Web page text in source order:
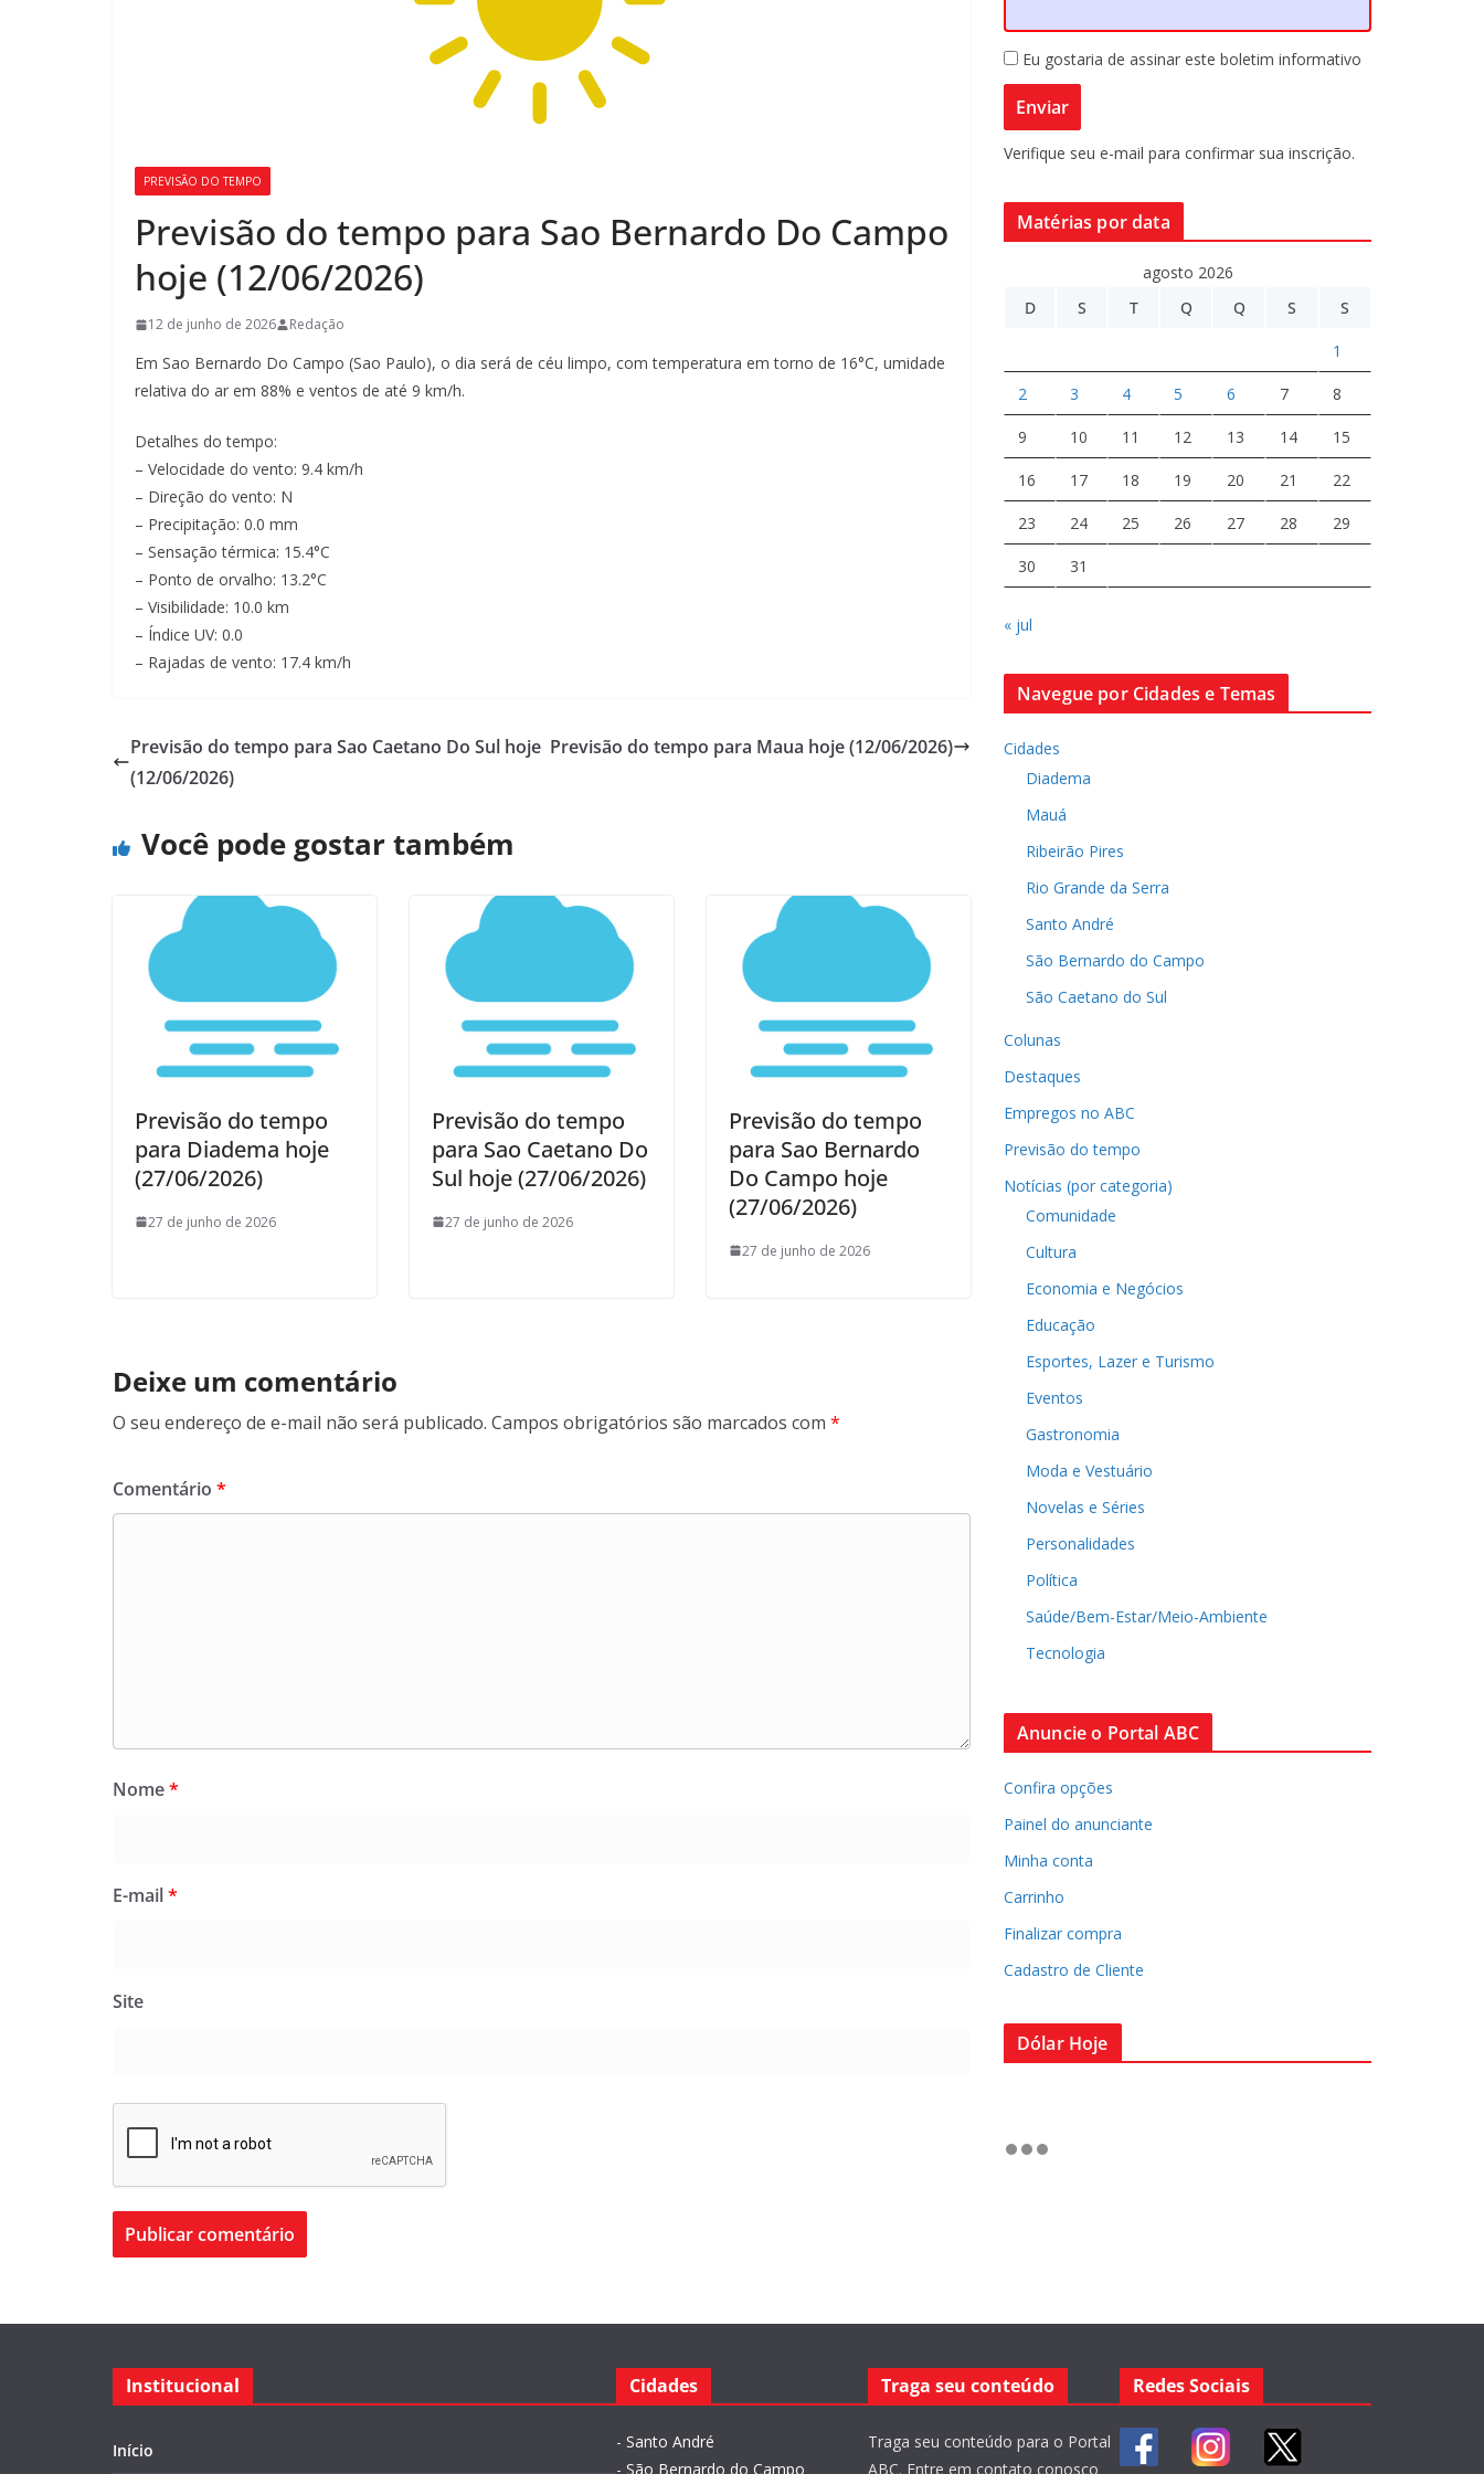
PREVISÃO DO TEMPO
Previsão do tempo para Sao Bernardo Do Campo
hoje (12/06/2026)
12 de junho de 2026 Redação
Em Sao Bernardo Do Campo (Sao Paulo), o dia será de céu limpo, com temperatura em torno de 16°C, umidade
relativa do ar em 88% e ventos de até 9 km/h.
Detalhes do tempo:
– Velocidade do vento: 9.4 km/h
– Direção do vento: N
– Precipitação: 0.0 mm
– Sensação térmica: 15.4°C
– Ponto de orvalho: 13.2°C
– Visibilidade: 10.0 km
– Índice UV: 0.0
– Rajadas de vento: 17.4 km/h
Previsão do tempo para Sao Caetano Do Sul hoje
(12/06/2026)
Previsão do tempo para Maua hoje (12/06/2026)
Você pode gostar também
Previsão do tempo
para Diadema hoje
(27/06/2026)
27 de junho de 2026
Previsão do tempo
para Sao Caetano Do
Sul hoje (27/06/2026)
27 de junho de 2026
Previsão do tempo
para Sao Bernardo
Do Campo hoje
(27/06/2026)
27 de junho de 2026
Deixe um comentário
O seu endereço de e-mail não será publicado. Campos obrigatórios são marcados com *
Comentário *
Nome*
E-mail*
Site
Eu gostaria de assinar este boletim informativo
Verifique seu e-mail para confirmar sua inscrição.
Matérias por data
agosto 2026
D
S T Q Q S S
1
2 3 4 5 6 7 8
9 10 11 12 13 14 15
16 17 18 19 20 21 22
23 24 25 26 27 28 29
30 31
« jul
Navegue por Cidades e Temas
Cidades
Diadema
Mauá
Ribeirão Pires
Rio Grande da Serra
Santo André
São Bernardo do Campo
São Caetano do Sul
Colunas
Destaques
Empregos no ABC
Previsão do tempo
Notícias (por categoria)
Comunidade
Cultura
Economia e Negócios
Educação
Esportes, Lazer e Turismo
Eventos
Gastronomia
Moda e Vestuário
Novelas e Séries
Personalidades
Política
Saúde/Bem-Estar/Meio-Ambiente
Tecnologia
Anuncie o Portal ABC
Confira opções
Painel do anunciante
Minha conta
Carrinho
Finalizar compra
Cadastro de Cliente
Dólar Hoje
Institucional
Início
Cidades
- Santo André
- São Bernardo do Campo
Traga seu conteúdo
Traga seu conteúdo para o Portal
ABC. Entre em contato conosco
Redes Sociais